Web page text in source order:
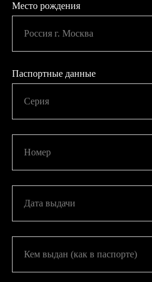
Место рождения
Россия г. Москва
Паспортные данные
Серия
Номер
Дата выдачи
Кем выдан (как в паспорте)